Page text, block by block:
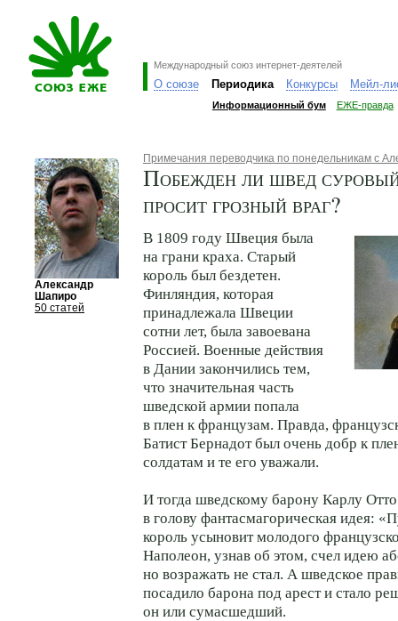
Международный союз интернет-деятелей
О союзе Периодика Конкурсы Мейл-
Информационный бум ЕЖЕ-правда
Александр
Шапиро
50 статей
Примечания переводчика по понедельникам с
Побежден ли швед
просит грозный враг?
В 1809 году Швеция была
на грани краха. Старый
король был бездетен.
Финляндия, которая
принадлежала Швеции
сотни лет, была завоевана
Россией. Военные действия
в Дании закончились тем,
что значительная часть
шведской армии попала
в плен к французам. Правда,
Батист Бернадот был очень добр к
солдатам и те его уважали.
И тогда шведскому барону Карлу
в голову фантасмагорическая идея:
король усыновит молодого
Наполеон, узнав об этом, счел идею
но возражать не стал. А шведское
посадило барона под арест и стало
он или сумасшедший.